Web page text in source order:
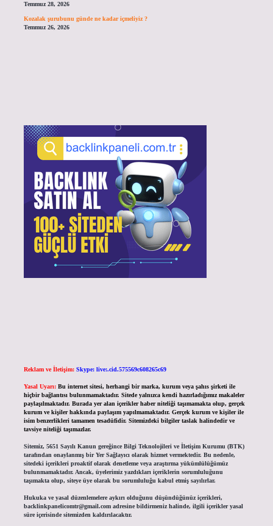
Temmuz 28, 2026
Kozalak şurubunu günde ne kadar içmeliyiz ?
Temmuz 26, 2026
Reklam ve İletişim: Skype: live:.cid.575569c608265c69
Yasal Uyarı: Bu internet sitesi, herhangi bir marka, kurum veya şahıs şirketi ile
hiçbir bağlantısı bulunmamaktadır. Sitede yalnızca kendi hazırladığımız makaleler
paylaşılmaktadır. Burada yer alan içerikler haber niteliği taşımamakta olup, gerçek
kurum ve kişiler hakkında paylaşım yapılmamaktadır. Gerçek kurum ve kişiler ile
isim benzerlikleri tamamen tesadüfidir. Sitemizdeki bilgiler taslak halindedir ve
tavsiye niteliği taşımazlar.
Sitemiz, 5651 Sayılı Kanun gereğince Bilgi Teknolojileri ve İletişim Kurumu (BTK)
tarafından onaylanmış bir Yer Sağlayıcı olarak hizmet vermektedir. Bu nedenle,
sitedeki içerikleri proaktif olarak denetleme veya araştırma yükümlülüğümüz
bulunmamaktadır. Ancak, üyelerimiz yazdıkları içeriklerin sorumluluğunu
taşımakta olup, siteye üye olarak bu sorumluluğu kabul etmiş sayılırlar.
Hukuka ve yasal düzenlemelere aykırı olduğunu düşündüğünüz içerikleri,
backlinkpanelicomtr@gmail.comadresine bildirmeniz halinde, ilgili içerikler yasal
süre içerisinde sitemizden kaldırılacaktır.